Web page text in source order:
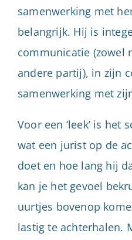
samenwerking met
belangrijk. Hij is
communicatie (zowel
andere partij), in zijn
samenwerking met
Voor een ‘leek’ is het
wat een jurist op de
doet en hoe lang hij
kan je het gevoel
uurtjes bovenop
lastig te achterhalen.